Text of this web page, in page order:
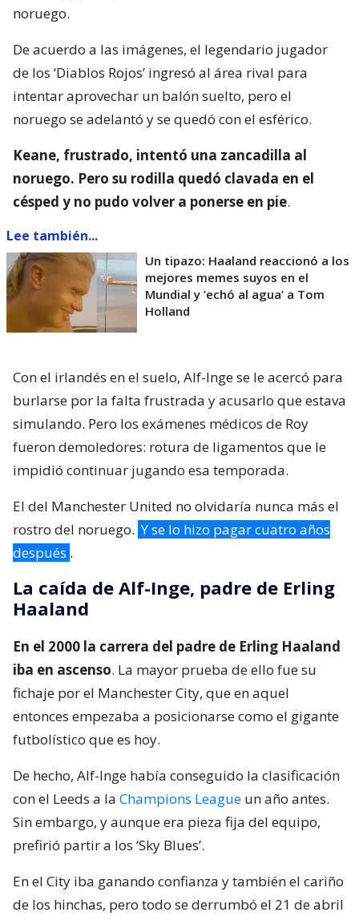
noruego.
De acuerdo a las imágenes, el legendario jugador
de los ‘Diablos Rojos’ ingresó al área rival para
intentar aprovechar un balón suelto, pero el
noruego se adelantó y se quedó con el esférico.
Keane, frustrado, intentó una zancadilla al
noruego. Pero su rodilla quedó clavada en el
césped y no pudo volver a ponerse en pie.
Lee también...
Un tipazo: Haaland reaccionó a los
mejores memes suyos en el
Mundial y ’echó al agua’ a Tom
Holland
Con el irlandés en el suelo, Alf-Inge se le acercó para
burlarse por la falta frustrada y acusarlo que estava
simulando. Pero los exámenes médicos de Roy
fueron demoledores: rotura de ligamentos que le
impidió continuar jugando esa temporada.
El del Manchester United no olvidaría nunca más el
rostro del noruego. Y se lo hizo pagar cuatro años
después .
La caída de Alf-Inge, padre de Erling
Haaland
En el 2000 la carrera del padre de Erling Haaland
iba en ascenso. La mayor prueba de ello fue su
fichaje por el Manchester City, que en aquel
entonces empezaba a posicionarse como el gigante
futbolístico que es hoy.
De hecho, Alf-Inge había conseguido la clasificación
con el Leeds a la Champions League un año antes.
Sin embargo, y aunque era pieza fija del equipo,
prefirió partir a los ‘Sky Blues’.
En el City iba ganando confianza y también el cariño
de los hinchas, pero todo se derrumbó el 21 de abril